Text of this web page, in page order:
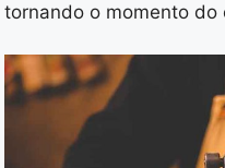
tornando o momento do